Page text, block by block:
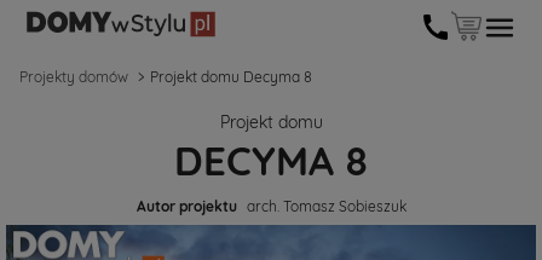
Projekty domów Projekt domu Decyma 8
Projekt domu
DECYMA 8
Autor projektu arch. Tomasz Sobieszuk